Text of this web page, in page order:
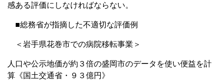
感ある評価にしなければならない。
■総務省が指摘した不適切な評価例
＜岩手県花巻市での病院移転事業＞
人口や公示地価が約３倍の盛岡市のデータを使い便益を計
算《国土交通省・９３億円》